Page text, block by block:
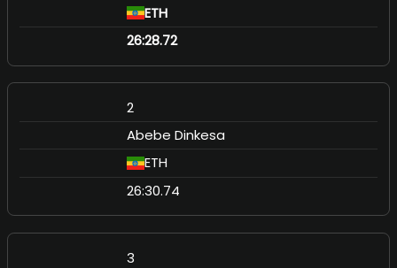
ETH
26:28.72
2
Abebe Dinkesa
ETH
26:30.74
3